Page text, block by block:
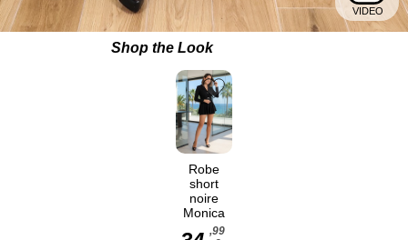
Shop the Look
Robe
short
noire
Monica
,99